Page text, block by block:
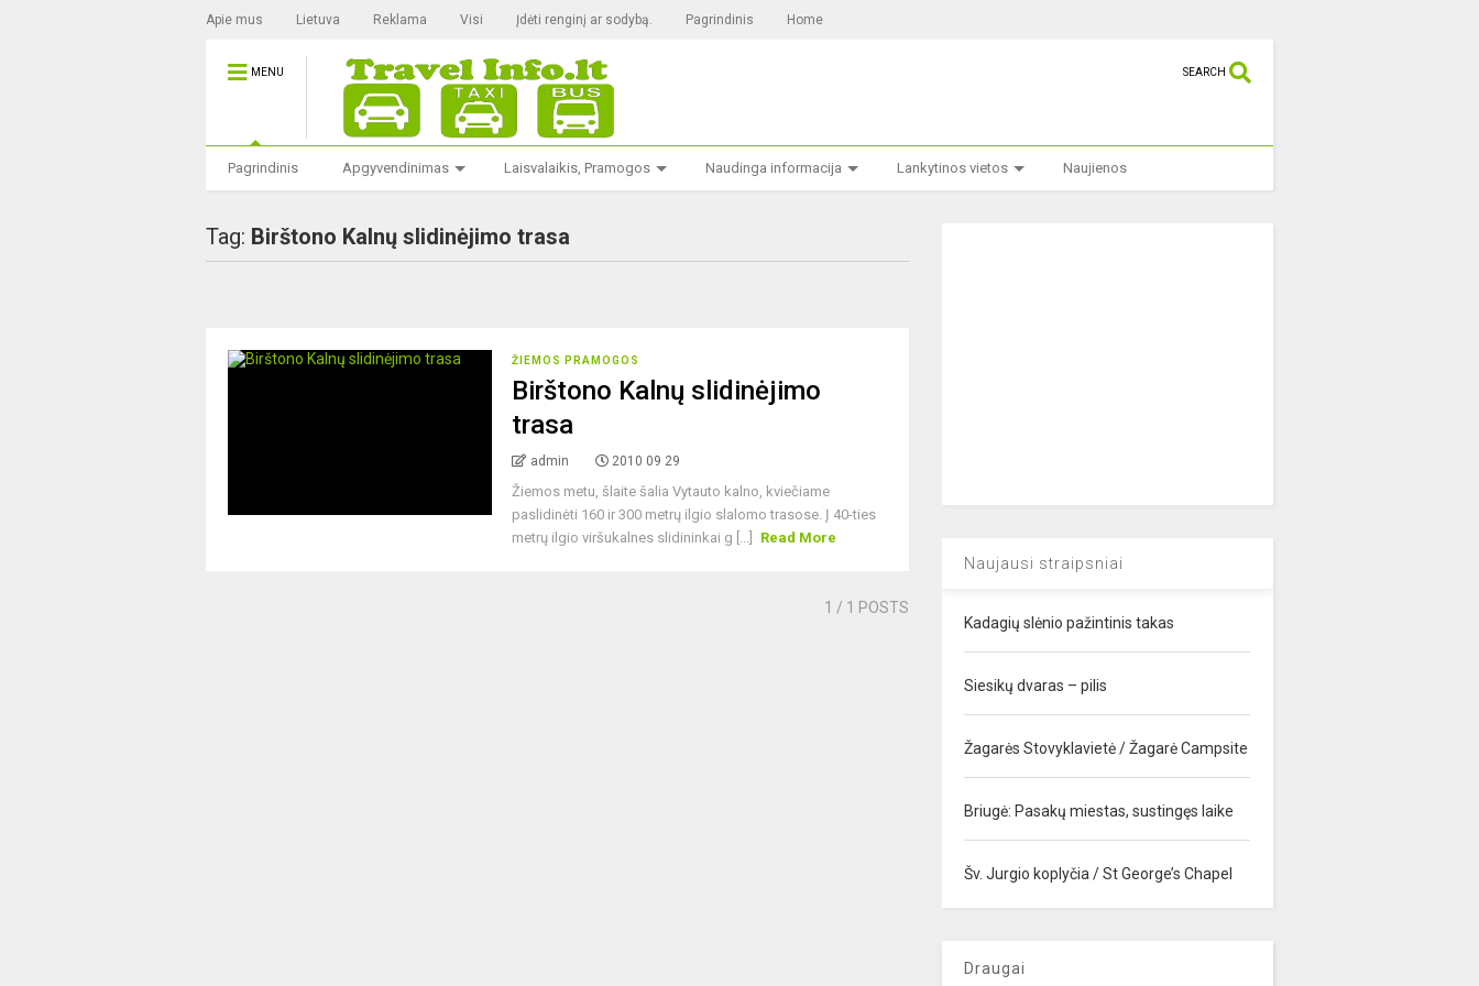
Apie mus Lietuva Reklama Visi Įdėti renginį ar sodybą. Pagrindinis Home
MENU SEARCH
Pagrindinis Apgyvendinimas Laisvalaikis, Pramogos Naudinga informacija Lankytinos vietos Naujienos
Tag: Birštono Kalnų slidinėjimo trasa
ŽIEMOS PRAMOGOS
Birštono Kalnų slidinėjimo
trasa
admin 2010 09 29
Žiemos metu, šlaite šalia Vytauto kalno, kviečiame
paslidinėti 160 ir 300 metrų ilgio slalomo trasose. Į 40-ties
metrų ilgio viršukalnes slidininkai g [...]
Read More
1 / 1 POSTS
Naujausi straipsniai
Kadagių slėnio pažintinis takas
Siesikų dvaras – pilis
Žagarės Stovyklavietė / Žagarė Campsite
Briugė: Pasakų miestas, sustingęs laike
Šv. Jurgio koplyčia / St George’s Chapel
Draugai